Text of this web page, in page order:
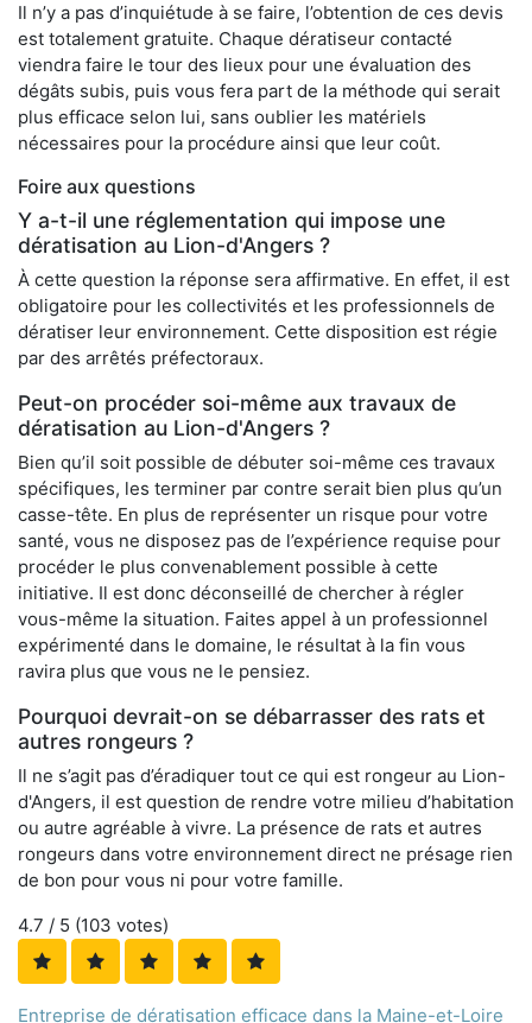
Il n’y a pas d’inquiétude à se faire, l’obtention de ces devis
est totalement gratuite. Chaque dératiseur contacté
viendra faire le tour des lieux pour une évaluation des
dégâts subis, puis vous fera part de la méthode qui serait
plus efficace selon lui, sans oublier les matériels
nécessaires pour la procédure ainsi que leur coût.
Foire aux questions
Y a-t-il une réglementation qui impose une
dératisation au Lion-d'Angers ?
À cette question la réponse sera affirmative. En effet, il est
obligatoire pour les collectivités et les professionnels de
dératiser leur environnement. Cette disposition est régie
par des arrêtés préfectoraux.
Peut-on procéder soi-même aux travaux de
dératisation au Lion-d'Angers ?
Bien qu’il soit possible de débuter soi-même ces travaux
spécifiques, les terminer par contre serait bien plus qu’un
casse-tête. En plus de représenter un risque pour votre
santé, vous ne disposez pas de l’expérience requise pour
procéder le plus convenablement possible à cette
initiative. Il est donc déconseillé de chercher à régler
vous-même la situation. Faites appel à un professionnel
expérimenté dans le domaine, le résultat à la fin vous
ravira plus que vous ne le pensiez.
Pourquoi devrait-on se débarrasser des rats et
autres rongeurs ?
Il ne s’agit pas d’éradiquer tout ce qui est rongeur au Lion-
d'Angers, il est question de rendre votre milieu d’habitation
ou autre agréable à vivre. La présence de rats et autres
rongeurs dans votre environnement direct ne présage rien
de bon pour vous ni pour votre famille.
4.7 / 5 (103 votes)
Entreprise de dératisation efficace dans la Maine-et-Loire